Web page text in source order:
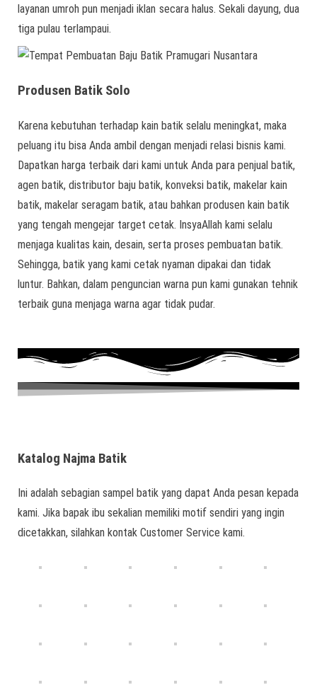
layanan umroh pun menjadi iklan secara halus. Sekali dayung, dua
tiga pulau terlampaui.
Produsen Batik Solo
Karena kebutuhan terhadap kain batik selalu meningkat, maka
peluang itu bisa Anda ambil dengan menjadi relasi bisnis kami.
Dapatkan harga terbaik dari kami untuk Anda para penjual batik,
agen batik, distributor baju batik, konveksi batik, makelar kain
batik, makelar seragam batik, atau bahkan produsen kain batik
yang tengah mengejar target cetak. InsyaAllah kami selalu
menjaga kualitas kain, desain, serta proses pembuatan batik.
Sehingga, batik yang kami cetak nyaman dipakai dan tidak
luntur. Bahkan, dalam penguncian warna pun kami gunakan tehnik
terbaik guna menjaga warna agar tidak pudar.
Katalog Najma Batik
Ini adalah sebagian sampel batik yang dapat Anda pesan kepada
kami. Jika bapak ibu sekalian memiliki motif sendiri yang ingin
dicetakkan, silahkan kontak Customer Service kami.